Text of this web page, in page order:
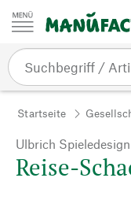
Zum Inhalt springen
Startseite
Ulbrich Spieledesign
Reise-